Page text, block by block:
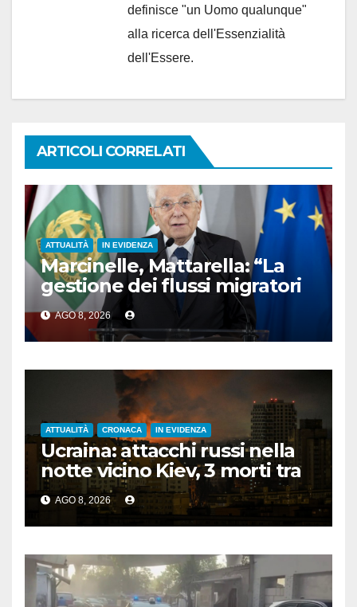
definisce "un Uomo qualunque"
alla ricerca dell'Essenzialità
dell'Essere.
ARTICOLI CORRELATI
ATTUALITÀ IN EVIDENZA
Marcinelle, Mattarella: “La
gestione dei flussi migratori
rispetti la dignità delle
persone”
AGO 8, 2026
ATTUALITÀ CRONACA IN EVIDENZA
Ucraina: attacchi russi nella
notte vicino Kiev, 3 morti tra
cui 1 bambino
AGO 8, 2026